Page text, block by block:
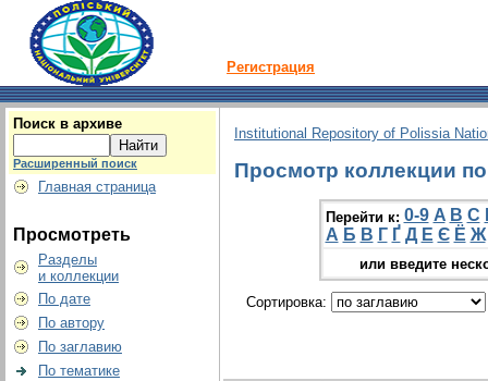
Регистрация
Поиск в архиве
Расширенный поиск
Главная страница
Просмотреть
Разделы
и коллекции
По дате
По автору
По заглавию
По тематике
Institutional Repository of Polissia
Просмотр коллекции
Перейти к: 0-9 A B C
А Б В Г Ґ Д Е Є Ё Ж
или введите
Сортировка: